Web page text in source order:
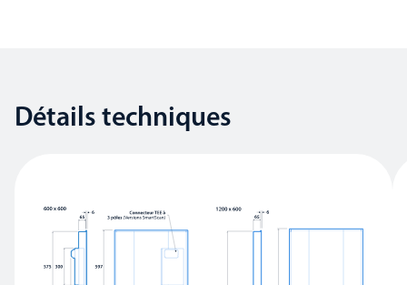
Détails techniques